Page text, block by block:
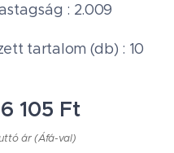
: 2.009
tartalom (db) : 10
105 Ft
ár (Áfá-val)